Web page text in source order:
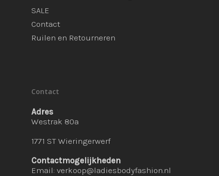
SALE
Contact
Ruilen en Retourneren
Contact
Adres
Westrak 80a
1771 ST Wieringerwerf
Contactmogelijkheden
Email: verkoop@ladiesbodyfashion.nl